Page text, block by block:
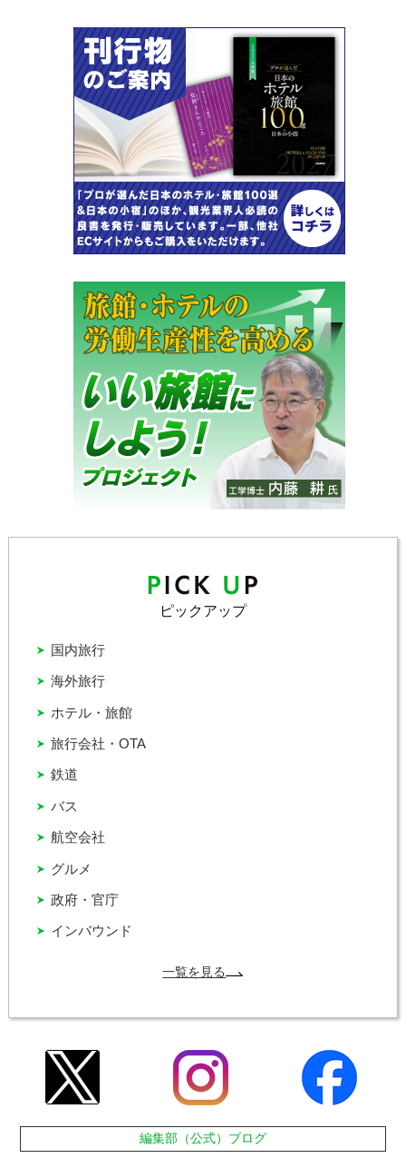
ピックアップ
インバウンド
グルメ
バス
ホテル・旅館
国内旅行
政府・官庁
旅行会社・OTA
海外旅行
航空会社
鉄道
一覧を見る
編集部（公式）ブログ